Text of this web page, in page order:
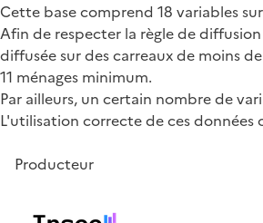
Cette base comprend 18 variables
Afin de respecter la règle de
diffusée sur des carreaux de moins
11 ménages minimum.
Par ailleurs, un certain nombre de
L'utilisation correcte de ces
Producteur